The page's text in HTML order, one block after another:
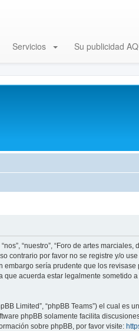
Servicios Su publicidad
“nuestro”, “Foro de artes
contrario por favor no se registre y/o
sería prudente que los
acuerda estar legalmente sometido
Limited”, “phpBB Teams”) el cual es
phpBB solamente facilita
sobre phpBB, por favor visite: